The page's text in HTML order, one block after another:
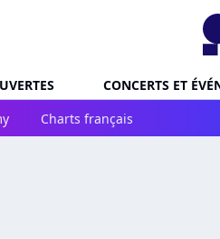
CONCERTS ET
Charts français